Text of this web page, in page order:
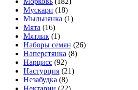
Мускари (18)
Мыльнянка (1)
Мята (16)
Мятлик (1)
Наборы семян (26)
Наперстянка (8)
Нарцисс (92)
Настурция (21)
Незабудка (8)
Нектарин (22)